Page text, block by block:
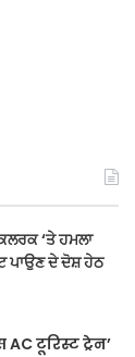
‘ਤੇ ਹਮਲਾ
ਪਾਉਣ ਦੇ ਦੋਸ਼ ਹੇਠ
टूरिस्ट ट्रेन’